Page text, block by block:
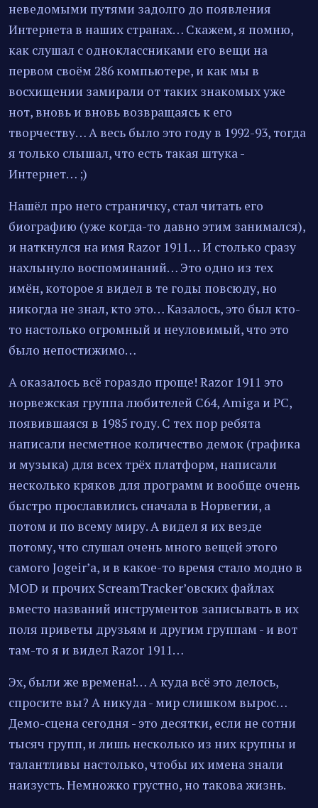
неведомыми путями задолго до появления
Интернета в наших странах… Скажем, я помню,
как слушал с одноклассниками его вещи на
первом своём 286 компьютере, и как мы в
восхищении замирали от таких знакомых уже
нот, вновь и вновь возвращаясь к его
творчеству… А весь было это году в 1992-93, тогда
я только слышал, что есть такая штука -
Интернет… ;)
Нашёл про него страничку, стал читать его
биографию (уже когда-то давно этим занимался),
и наткнулся на имя Razor 1911… И столько сразу
нахлынуло воспоминаний… Это одно из тех
имён, которое я видел в те годы повсюду, но
никогда не знал, кто это… Казалось, это был кто-
то настолько огромный и неуловимый, что это
было непостижимо…
А оказалось всё гораздо проще! Razor 1911 это
норвежская группа любителей C64, Amiga и PC,
появившаяся в 1985 году. С тех пор ребята
написали несметное количество демок (графика
и музыка) для всех трёх платформ, написали
несколько кряков для программ и вообще очень
быстро прославились сначала в Норвегии, а
потом и по всему миру. А видел я их везде
потому, что слушал очень много вещей этого
самого Jogeir’а, и в какое-то время стало модно в
MOD и прочих ScreamTracker’овских файлах
вместо названий инструментов записывать в их
поля приветы друзьям и другим группам - и вот
там-то я и видел Razor 1911…
Эх, были же времена!… А куда всё это делось,
спросите вы? А никуда - мир слишком вырос…
Демо-сцена сегодня - это десятки, если не сотни
тысяч групп, и лишь несколько из них крупны и
талантливы настолько, чтобы их имена знали
наизусть. Немножко грустно, но такова жизнь.